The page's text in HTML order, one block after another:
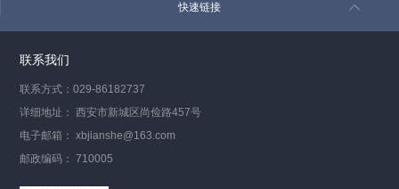
快速链接
联系我们
联系方式：029-86182737
详细地址： 西安市新城区尚俭路457号
电子邮箱： xbjianshe@163.com
邮政编码： 710005